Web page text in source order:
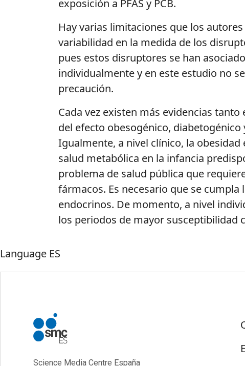
exposición a PFAS y PCB.
Hay varias limitaciones que los
variabilidad en la medida de los
pues estos disruptores se han
individualmente y en este estudio no
precaución.
Cada vez existen más evidencias
del efecto obesogénico,
Igualmente, a nivel clínico, la
salud metabólica en la infancia
problema de salud pública que
fármacos. Es necesario que se
endocrinos. De momento, a nivel
los periodos de mayor susceptibilidad
Language ES
Science Media Centre España